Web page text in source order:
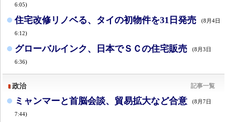
6:05)
住宅改修リノベる、タイの初物件を31日発売 (8月4日
6:12)
グローバルインク、日本でＳＣの住宅販売 (8月3日
6:36)
政治 記事一覧
ミャンマーと首脳会談、貿易拡大など合意 (8月7日
7:44)